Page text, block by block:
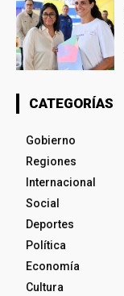
CATEGORÍAS
Gobierno
Regiones
Internacional
Social
Deportes
Política
Economía
Cultura